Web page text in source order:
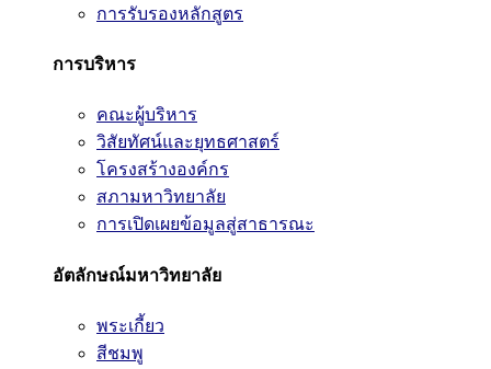
การรับรองหลักสูตร
การบริหาร
คณะผู้บริหาร
วิสัยทัศน์และยุทธศาสตร์
โครงสร้างองค์กร
สภามหาวิทยาลัย
การเปิดเผยข้อมูลสู่สาธารณะ
อัตลักษณ์มหาวิทยาลัย
พระเกี้ยว
สีชมพู